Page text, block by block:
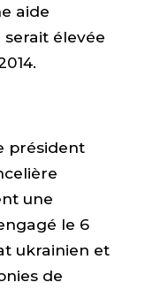
aide
serait élevée
président
une
le 6
ukrainien et
de